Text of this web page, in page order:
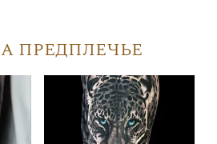
предплечье